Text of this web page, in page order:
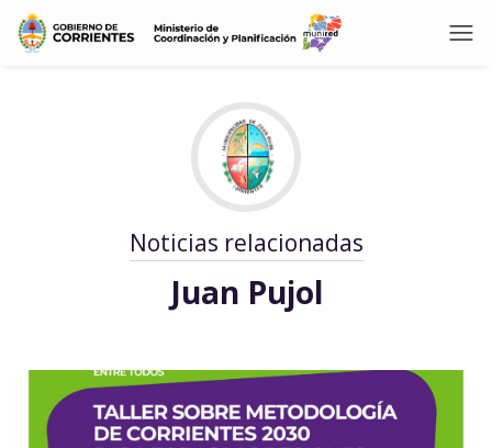
Noticias relacionadas
Juan Pujol